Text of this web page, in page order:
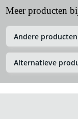
Meer producten
Andere
Alternatieve